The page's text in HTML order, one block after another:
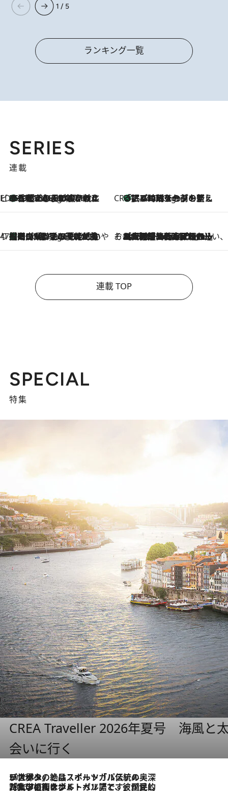
1 / 5
ランキング一覧
SERIES
連載
ビューティいいもの集め EDITORS' BEST
2 Hours Ago
35℃超えの日の夜、枕にひと吹き！ BAUMのルームスプレーが、ひのきの香りで心まで解きほぐす CREA'S CHOICE
2 Hours Ago
「眠る時刻をセットする」——眠りの前を整える、バルミューダの新しいアプローチ
47都道府県の手みやげ ひんやりスイーツで夏を満喫
2 Hours Ago
【岡山県】この夏絶対食べたい 冷やしておいしいおやつ3選 フルーツが主役のプリンやアイスが勢揃い そおだよおこの関西おいしい、おやつ紀行
2026.8.9
［大阪府箕面市］一皿一皿目の前で仕上げられる、料理を巧みに組み込んだアシェットデセールコース「ミチル アシェット デセール（Michiru assiette dessert）」
連載 TOP
SPECIAL
特集
CREA Traveller 2026年夏号 海風と
会いに行く
2026.8.8
リスボンの絶品スイーツ「パステル・デ・ナタ」とは？ポルトガル伝統の奥深い世界へ
2026.7.27
「私の祖国はポルトガル語です」国民的詩人フェルナンド・ペソアと、彼が愛した文学の街を歩く